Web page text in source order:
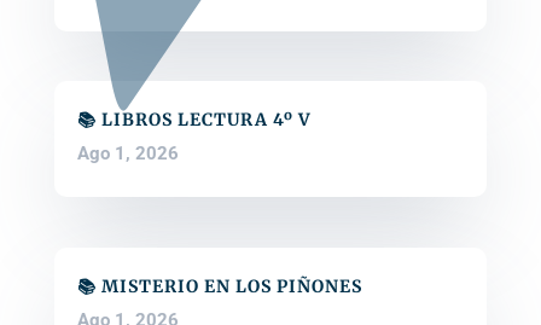
📚 LIBROS LECTURA 4º V
Ago 1, 2026
📚 MISTERIO EN LOS PIÑONES
Ago 1, 2026